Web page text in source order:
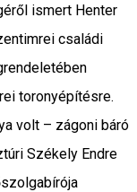
ismert Henter
családi
toronyépítésre.
volt – zágoni báró
Székely Endre